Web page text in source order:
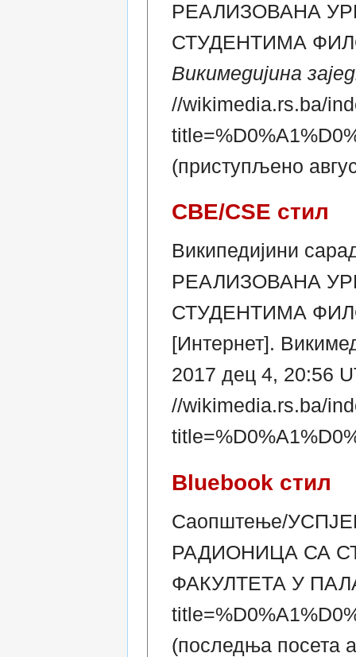
РЕАЛИЗОВАНА
СТУДЕНТИМА
Викимедијина
//wikimedia.rs.ba/
(приступљено
CBE/CSE стил
Википедијини
РЕАЛИЗОВАНА
СТУДЕНТИМА
[Интернет].
2017 дец 4, 20:56
//wikimedia.rs.ba/
Bluebook стил
Саопштење/
РАДИОНИЦА СА
ФАКУЛТЕТА У
(последња посета